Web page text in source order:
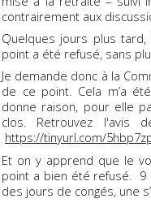
contrairement aux
Quelques jours plus tard,
point a été refusé, sans
Je demande donc à la
de ce point. Cela m’a
donne raison, pour elle
clos. Retrouvez l'avis
https://tinyurl.com/
Et on y apprend que le
point a bien été refusé. 9
des jours de congés, une